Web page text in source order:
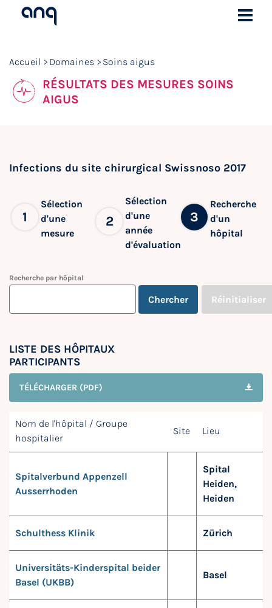
Accueil Domaines Soins aigus
RÉSULTATS DES MESURES SOINS
AIGUS
Infections du site chirurgical Swissnoso 2017
1
Sélection
d'une
mesure
2
Sélection
d'une
année
d'évaluation
3
Recherche
d'un
hôpital
Recherche par hôpital
Chercher Réinitialiser
LISTE DES HÔPITAUX
PARTICIPANTS
TÉLÉCHARGER (PDF)
Nom de l'hôpital / Groupe
hospitalier
Site Lieu
Spitalverbund Appenzell
Ausserrhoden
Spital
Heiden,
Heiden
Schulthess Klinik Zürich
Universitäts-Kinderspital beider
Basel (UKBB)
Basel